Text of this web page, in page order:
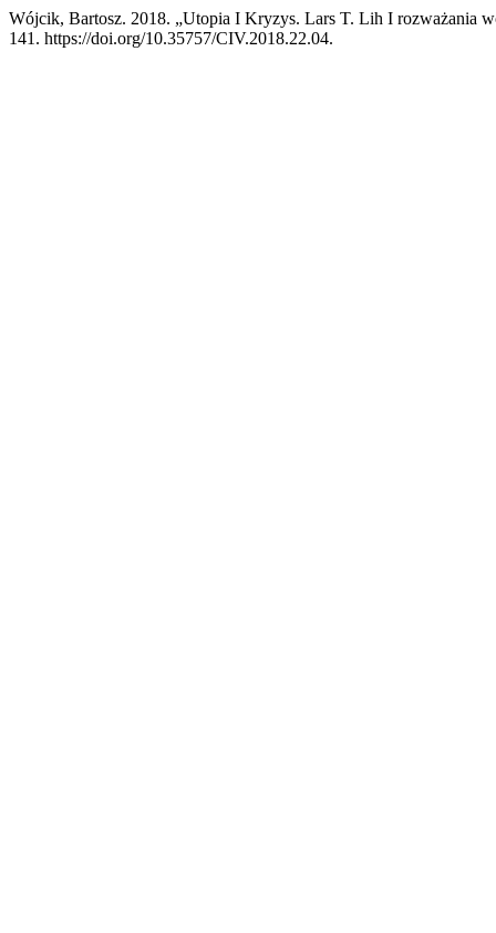
Wójcik, Bartosz. 2018. „Utopia I Kryzys. Lars T. Lih I rozważania
141. https://doi.org/10.35757/CIV.2018.22.04.